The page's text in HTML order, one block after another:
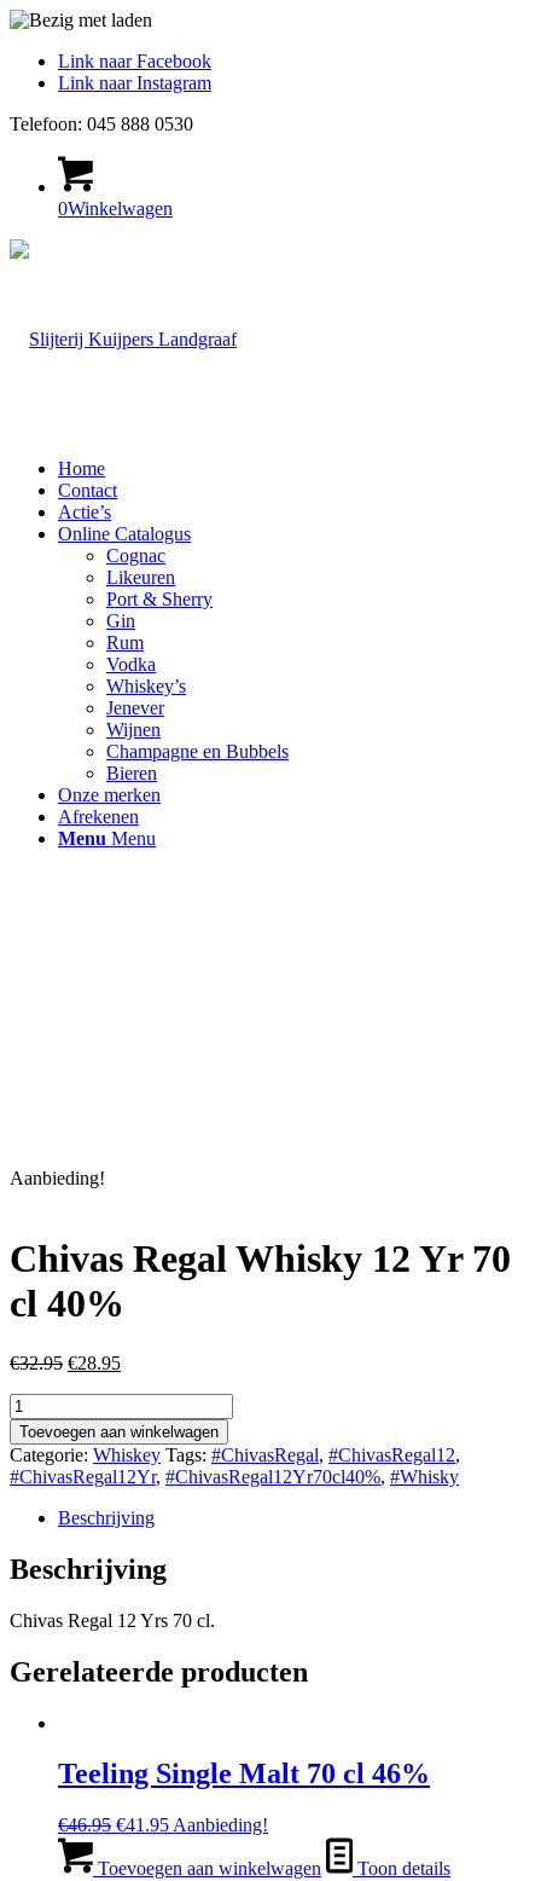
Link naar Facebook
Link naar Instagram
Telefoon: 045 888 0530
0Winkelwagen
Home
Contact
Actie’s
Online Catalogus
Cognac
Likeuren
Port & Sherry
Gin
Rum
Vodka
Whiskey’s
Jenever
Wijnen
Champagne en Bubbels
Bieren
Onze merken
Afrekenen
Menu Menu
Aanbieding!
Chivas Regal Whisky 12 Yr 70
cl 40%
€32.95 Oorspronkelijke
€32.95.
€28.95Huidige
€28.95.
Chivas
Regal
Whisky
12
Yr
40%
aantal
Toevoegen aan winkelwagen
Categorie: Whiskey Tags: #ChivasRegal, #ChivasRegal12,
#ChivasRegal12Yr, #ChivasRegal12Yr70cl40%, #Whisky
Beschrijving
Beschrijving
Chivas Regal 12 Yrs 70 cl.
Gerelateerde producten
Teeling Single Malt 70 cl 46%
€46.95 Oorspronkelijke
was:
€41.95Huidige
is:
Aanbieding!
Toevoegen aan winkelwagen Toon details